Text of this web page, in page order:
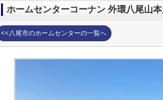
ホームセンターコーナン 外環八尾山
<<八尾市のホームセンターの一覧へ